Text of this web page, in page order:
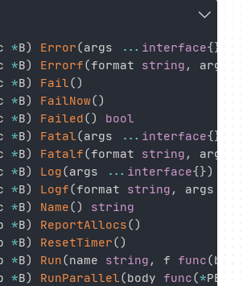
*B) Error(args ... interface{}
*B) Errorf(format string , args
*B) Fail()
*B) FailNow()
*B) Failed()
bool
*B) Fatal(args ... interface{}
*B) Fatalf(format string , args
*B) Log(args ... interface{})
*B) Logf(format string , args
*B) Name()
string
*B) ReportAllocs()
*B) ResetTimer()
*B) Run(name string , f func(b
*B) RunParallel(body func(*PB